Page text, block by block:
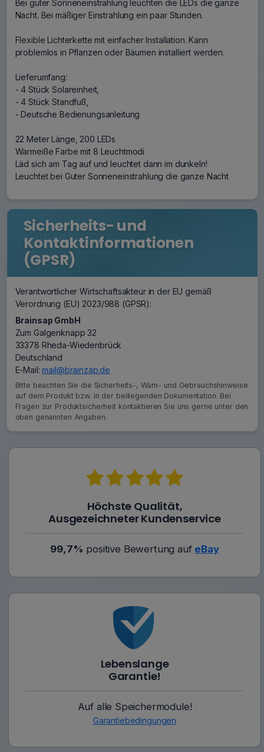
Bei guter Sonneneinstrahlung leuchten die LEDs die ganze
Nacht. Bei mäßiger Einstrahlung ein paar Stunden.
Flexible Lichterkette mit einfacher Installation. Kann
problemlos in Pflanzen oder Bäumen installiert werden.
Lieferumfang:
- 4 Stück Solareinheit,
- 4 Stück Standfuß,
- Deutsche Bedienungsanleitung
22 Meter Länge, 200 LEDs
Warmeiße Farbe mit 8 Leuchtmodi
Läd sich am Tag auf und leuchtet dann im dunkeln!
Leuchtet bei Guter Sonneneinstrahlung die ganze Nacht
Sicherheits- und
Kontaktinformationen
(GPSR)
Verantwortlicher Wirtschaftsakteur in der EU gemäß
Verordnung (EU) 2023/988 (GPSR):
Brainsap GmbH
Zum Galgenknapp 32
33378 Rheda-Wiedenbrück
Deutschland
E-Mail:mail@brainzap.de
Bitte beachten Sie die Sicherheits-, Warn- und Gebrauchshinweise
auf dem Produkt bzw. in der beiliegenden Dokumentation. Bei
Fragen zur Produktsicherheit kontaktieren Sie uns gerne unter den
oben genannten Angaben.
Höchste Qualität,
Ausgezeichneter Kundenservice
99,7% positive Bewertung auf eBay
Lebenslange
Garantie!
Auf alle Speichermodule!
Garantiebedingungen